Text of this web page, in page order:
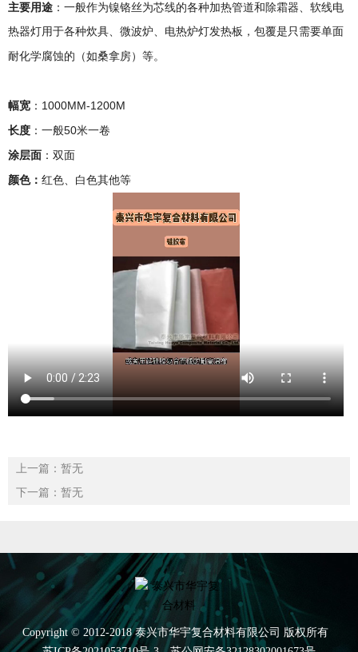
主要用途 ：一般作为镍铬丝为芯线的各种加热管道和除霜器、软线电
热器灯用于各种炊具、微波炉、电热炉灯发热板，包覆是只需要单面
耐化学腐蚀的（如桑拿房）等。
幅宽 ： 1000MM-1200M
长度 ：一般50米一卷
涂层面 ：双面
颜色： 红色、白色其他等
上一篇：暂无
下一篇：暂无
Copyright © 2012-2018 泰兴市华宇复合材料有限公司 版权所有